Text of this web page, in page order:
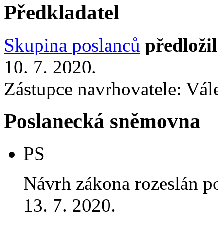
Předkladatel
Skupina poslanců
10. 7. 2020.
Zástupce navrhovatele:
Poslanecká sněmovna
PS
Návrh zákona rozeslán
13. 7. 2020.